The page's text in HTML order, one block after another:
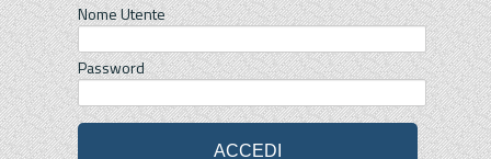
Nome Utente
Password